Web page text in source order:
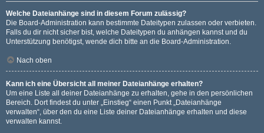
Welche Dateianhänge sind in diesem Forum zulässig?
Die Board-Administration kann bestimmte Dateitypen zulassen oder verbieten.
Falls du dir nicht sicher bist, welche Dateitypen du anhängen kannst und du
Unterstützung benötigst, wende dich bitte an die Board-Administration.
Nach oben
Kann ich eine Übersicht all meiner Dateianhänge erhalten?
Um eine Liste all deiner Dateianhänge zu erhalten, gehe in den persönlichen
Bereich. Dort findest du unter „Einstieg“ einen Punkt „Dateianhänge
verwalten“, über den du eine Liste deiner Dateianhänge erhalten und diese
verwalten kannst.